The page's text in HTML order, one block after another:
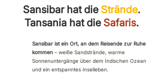
Sansibar hat die Strände.
Tansania hat die Safaris.
Sansibar ist ein Ort, an dem Reisende zur Ruhe
kommen – weiße Sandstrände, warme
Sonnenuntergänge über dem Indischen Ozean
und ein entspanntes Inselleben.